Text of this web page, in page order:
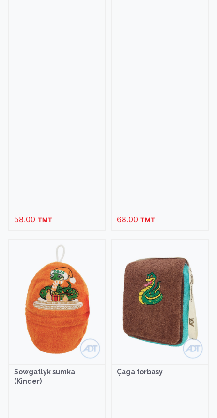
58.00 TMT 68.00 TMT
Sowgatlyk sumka
(Kinder)
Çaga torbasy